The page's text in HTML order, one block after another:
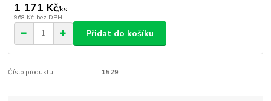
1 171 Kč/ks
968 Kč bez DPH
Přidat do košíku
Číslo produktu: 1529